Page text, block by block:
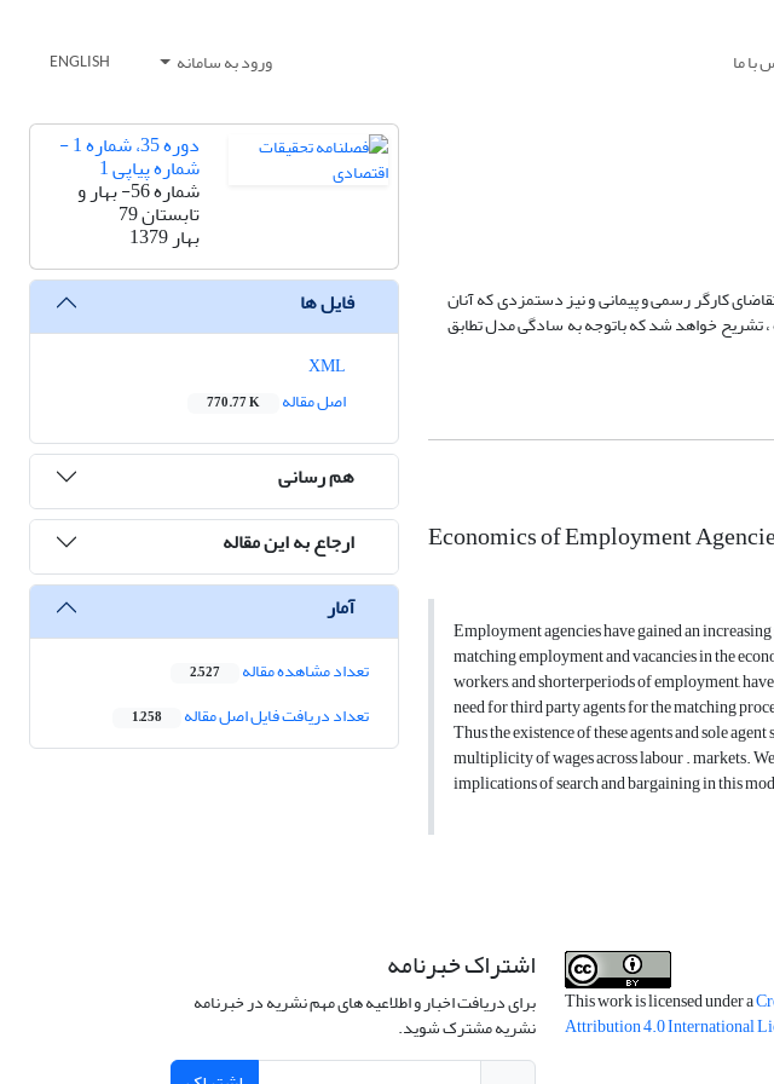
با ما ورود به سامانه ENGLISH
کارگر رسمی و پیمانی و نیز دستمزدی که آنان
، تشریح خواهد شد که باتوجه به سادگی مدل تطابق
Economics of Employment
Employment agencies have gained an
matching employment and vacancies in the
workers, and shorterperiods of employment,
need for third party agents for the matching
Thus the existence of these agents and sole agent
multiplicity of wages across labour . markets.
implications of search and bargaining in this
دوره 35، شماره 1 -
شماره پیاپی 1
شماره 56- بهار و
تابستان 79
بهار 1379
فایل ها
اصل مقاله
770.77 K
هم رسانی
ارجاع به این مقاله
آمار
تعداد مشاهده مقاله 2,527
تعداد دریافت فایل اصل مقاله 1,258
This work is licensed under a
Attribution 4.0 International
اشتراک خبرنامه
برای دریافت اخبار و اطلاعیه های مهم نشریه در خبرنامه
نشریه مشترک شوید.